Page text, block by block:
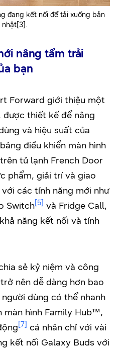
đang kết nối để tải xuống bản
nhật[3].
nâng tầm trải
bạn
Forward giới thiệu một
thiết kế để nâng
và hiệu suất của
điều khiển màn hình
tủ lạnh French Door
phẩm, giải trí và giao
các tính năng mới như
Switch[5] và Fridge Call,
năng kết nối và tính
sẻ kỷ niệm và công
nên dễ dàng hơn bao
dùng có thể nhanh
màn hình Family Hub™,
[7] cá nhân chỉ với vài
kết nối Galaxy Buds với